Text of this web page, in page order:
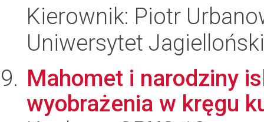
Kierownik: Piotr
Uniwersytet
Mahomet i narodziny
wyobrażenia w kręgu